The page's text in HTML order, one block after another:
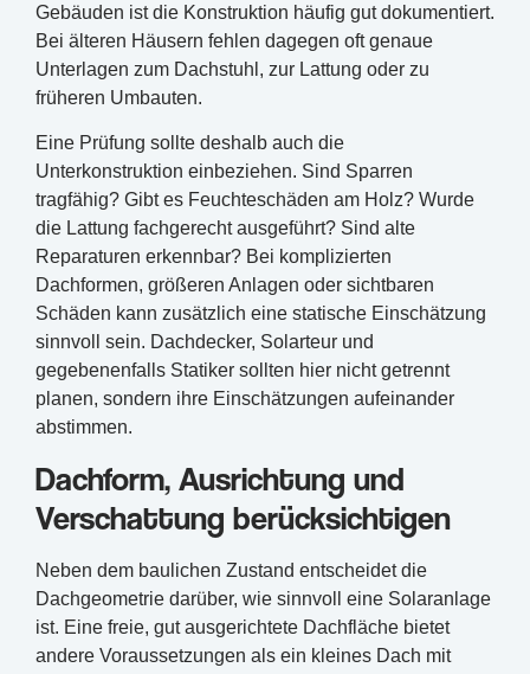
Gebäuden ist die Konstruktion häufig gut dokumentiert.
Bei älteren Häusern fehlen dagegen oft genaue
Unterlagen zum Dachstuhl, zur Lattung oder zu
früheren Umbauten.
Eine Prüfung sollte deshalb auch die
Unterkonstruktion einbeziehen. Sind Sparren
tragfähig? Gibt es Feuchteschäden am Holz? Wurde
die Lattung fachgerecht ausgeführt? Sind alte
Reparaturen erkennbar? Bei komplizierten
Dachformen, größeren Anlagen oder sichtbaren
Schäden kann zusätzlich eine statische Einschätzung
sinnvoll sein. Dachdecker, Solarteur und
gegebenenfalls Statiker sollten hier nicht getrennt
planen, sondern ihre Einschätzungen aufeinander
abstimmen.
Dachform, Ausrichtung und
Verschattung berücksichtigen
Neben dem baulichen Zustand entscheidet die
Dachgeometrie darüber, wie sinnvoll eine Solaranlage
ist. Eine freie, gut ausgerichtete Dachfläche bietet
andere Voraussetzungen als ein kleines Dach mit